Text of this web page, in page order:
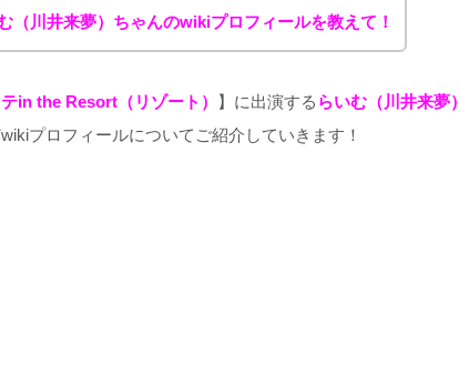
（川井来夢）ちゃんのwikiプロフィールを教えて！
in the Resort（リゾート） 】に出演する らいむ（川井来夢）
プロフィールについてご紹介していきます！